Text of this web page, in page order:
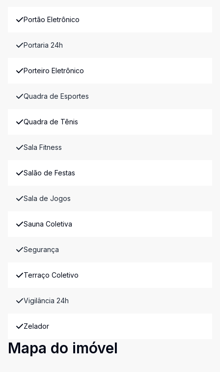
Portão Eletrônico
Portaria 24h
Porteiro Eletrônico
Quadra de Esportes
Quadra de Tênis
Sala Fitness
Salão de Festas
Sala de Jogos
Sauna Coletiva
Segurança
Terraço Coletivo
Vigilância 24h
Zelador
Mapa do imóvel